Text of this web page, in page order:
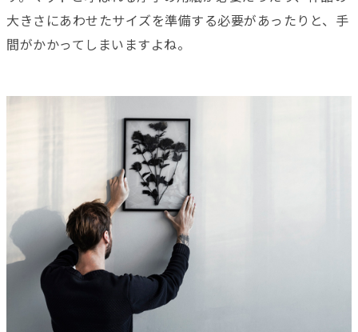
大きさにあわせたサイズを準備する必要があったりと、手
間がかかってしまいますよね。